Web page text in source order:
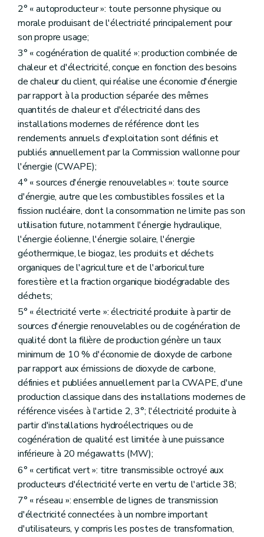
2° « autoproducteur »: toute personne physique ou
morale produisant de l'électricité principalement pour
son propre usage;
3° « cogénération de qualité »: production combinée de
chaleur et d'électricité, conçue en fonction des besoins
de chaleur du client, qui réalise une économie d'énergie
par rapport à la production séparée des mêmes
quantités de chaleur et d'électricité dans des
installations modernes de référence dont les
rendements annuels d'exploitation sont définis et
publiés annuellement par la Commission wallonne pour
l'énergie (CWAPE);
4° « sources d'énergie renouvelables »: toute source
d'énergie, autre que les combustibles fossiles et la
fission nucléaire, dont la consommation ne limite pas son
utilisation future, notamment l'énergie hydraulique,
l'énergie éolienne, l'énergie solaire, l'énergie
géothermique, le biogaz, les produits et déchets
organiques de l'agriculture et de l'arboriculture
forestière et la fraction organique biodégradable des
déchets;
5° « électricité verte »: électricité produite à partir de
sources d'énergie renouvelables ou de cogénération de
qualité dont la filière de production génère un taux
minimum de 10 % d'économie de dioxyde de carbone
par rapport aux émissions de dioxyde de carbone,
définies et publiées annuellement par la CWAPE, d'une
production classique dans des installations modernes de
référence visées à l'article 2, 3°; l'électricité produite à
partir d'installations hydroélectriques ou de
cogénération de qualité est limitée à une puissance
inférieure à 20 mégawatts (MW);
6° « certificat vert »: titre transmissible octroyé aux
producteurs d'électricité verte en vertu de l'article 38;
7° « réseau »: ensemble de lignes de transmission
d'électricité connectées à un nombre important
d'utilisateurs, y compris les postes de transformation,